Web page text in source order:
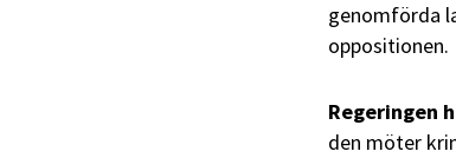
genomförda
oppositionen.
Regeringen
den möter